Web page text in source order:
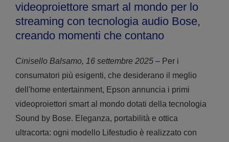
videoproiettore smart al mondo per lo
streaming con tecnologia audio Bose,
creando momenti che contano
Cinisello Balsamo, 16 settembre 2025 –Per i
consumatori più esigenti, che desiderano il meglio
dell'home entertainment, Epson annuncia i primi
videoproiettori smart al mondo dotati della tecnologia
Sound by Bose. Eleganza, portabilità e ottica
ultracorta: ogni modello Lifestudio è realizzato con